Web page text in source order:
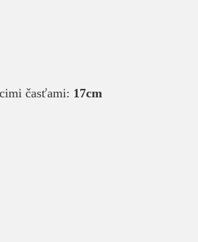
časťami: 17cm